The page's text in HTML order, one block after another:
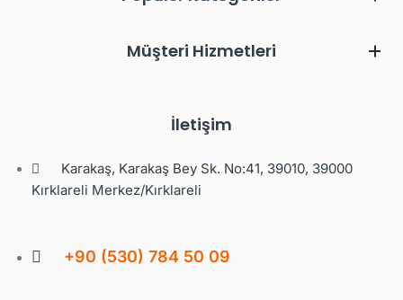
Müşteri Hizmetleri
İletişim
Karakaş, Karakaş Bey Sk. No:41, 39010, 39000
Kırklareli Merkez/Kırklareli
+90 (530) 784 50 09